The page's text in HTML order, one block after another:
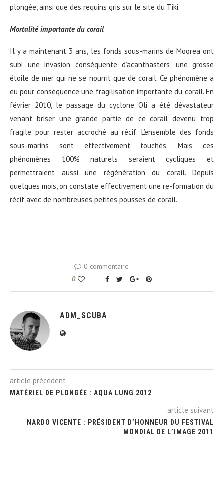
plongée, ainsi que des requins gris sur le site du Tiki.
Mortalité importante du corail
Il y a maintenant 3 ans, les fonds sous-marins de Moorea ont
subi une invasion conséquente d’acanthasters, une grosse
étoile de mer qui ne se nourrit que de corail. Ce phénomène a
eu pour conséquence une fragilisation importante du corail. En
février 2010, le passage du cyclone Oli a été dévastateur
venant briser une grande partie de ce corail devenu trop
fragile pour rester accroché au récif. L’ensemble des fonds
sous-marins sont effectivement touchés. Mais ces
phénomènes 100% naturels seraient cycliques et
permettraient aussi une régénération du corail. Depuis
quelques mois, on constate effectivement une re-formation du
récif avec de nombreuses petites pousses de corail.
0 commentaire
0
ADM_SCUBA
article précédent
MATÉRIEL DE PLONGÉE : AQUA LUNG 2012
article suivant
NARDO VICENTE : PRÉSIDENT D’HONNEUR DU FESTIVAL
MONDIAL DE L’IMAGE 2011